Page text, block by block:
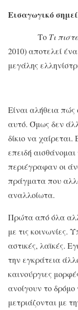
Εισαγωγικό
Το Τι
2010) αποτελεί
μεγάλης
Είναι αλήθεια
αυτό. Όμως δεν
δίκιο να
επειδή αισθάνομαι
περιέγραφαν οι
πράγματα που
αναλλοίωτα.
Πρώτα από όλα
με τις κοινωνίες.
αστικές, λαϊκές.
την εγκράτεια
καινούργιες
ανοίγουν το δρόμο
μετριάζονται με